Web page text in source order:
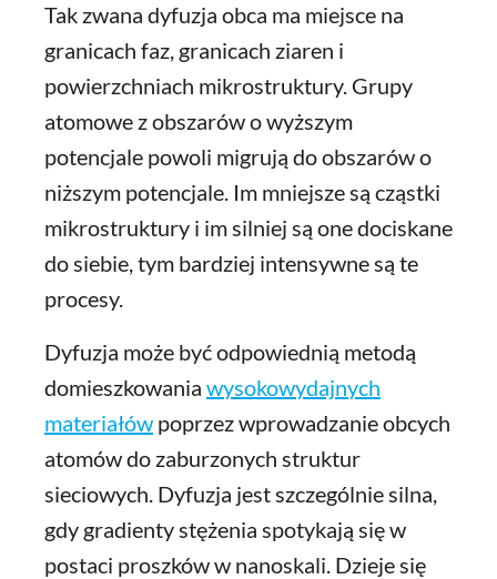
Tak zwana dyfuzja obca ma miejsce na
granicach faz, granicach ziaren i
powierzchniach mikrostruktury. Grupy
atomowe z obszarów o wyższym
potencjale powoli migrują do obszarów o
niższym potencjale. Im mniejsze są cząstki
mikrostruktury i im silniej są one dociskane
do siebie, tym bardziej intensywne są te
procesy.
Dyfuzja może być odpowiednią metodą
domieszkowania wysokowydajnych
materiałów poprzez wprowadzanie obcych
atomów do zaburzonych struktur
sieciowych. Dyfuzja jest szczególnie silna,
gdy gradienty stężenia spotykają się w
postaci proszków w nanoskali. Dzieje się